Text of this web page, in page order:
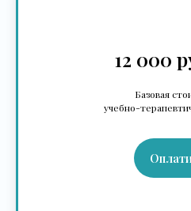
12 000
Базовая
учебно-